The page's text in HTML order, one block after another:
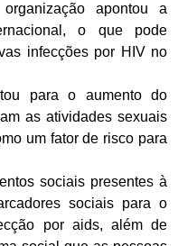
apontou a
o que pode
infecções por HIV no
para o aumento do
as atividades sexuais
um fator de risco para
sociais presentes à
sociais para o
por aids, além de